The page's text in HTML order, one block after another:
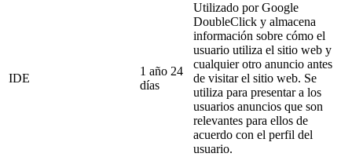
IDE
1 año 24
días
Utilizado por Google
DoubleClick y almacena
información sobre cómo el
usuario utiliza el sitio web y
cualquier otro anuncio antes
de visitar el sitio web. Se
utiliza para presentar a los
usuarios anuncios que son
relevantes para ellos de
acuerdo con el perfil del
usuario.